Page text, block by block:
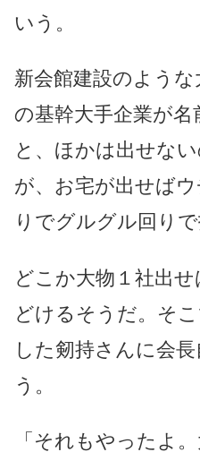
いう。
新会館建設のよう
の基幹大手企業が
と、ほかは出せな
が、お宅が出せば
りでグルグル回りで
どこか大物１社出
どけるそうだ。そ
した剱持さんに会
う。
「それもやったよ